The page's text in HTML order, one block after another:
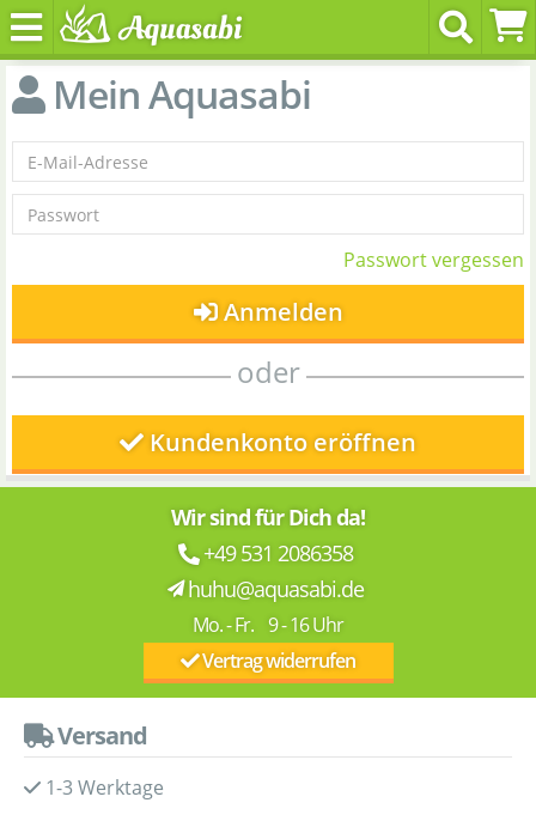
Mein Aquasabi
Passwort vergessen
Anmelden
oder
Kundenkonto eröffnen
Wir sind für Dich da!
+49 531 2086358
huhu@aquasabi.de
Mo. - Fr. 9 - 16 Uhr
Vertrag widerrufen
Versand
1-3 Werktage